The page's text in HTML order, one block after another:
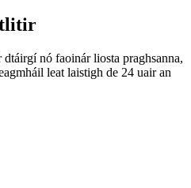
nó faoinár liosta praghsanna,
leat laistigh de 24 uair an